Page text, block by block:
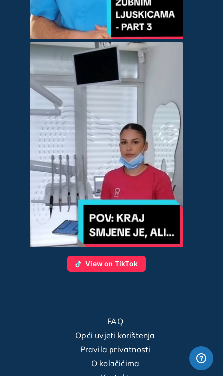
View on TikTok
FAQ
Opći uvjeti korištenja
Pravila privatnosti
O kolačićima